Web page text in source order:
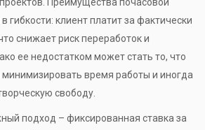
Преимущества почасовой
гибкости: клиент платит за фактически
снижает риск переработок и
ее недостатком может стать то, что
минимизировать время работы и иногда
свободу.
подход – фиксированная ставка за